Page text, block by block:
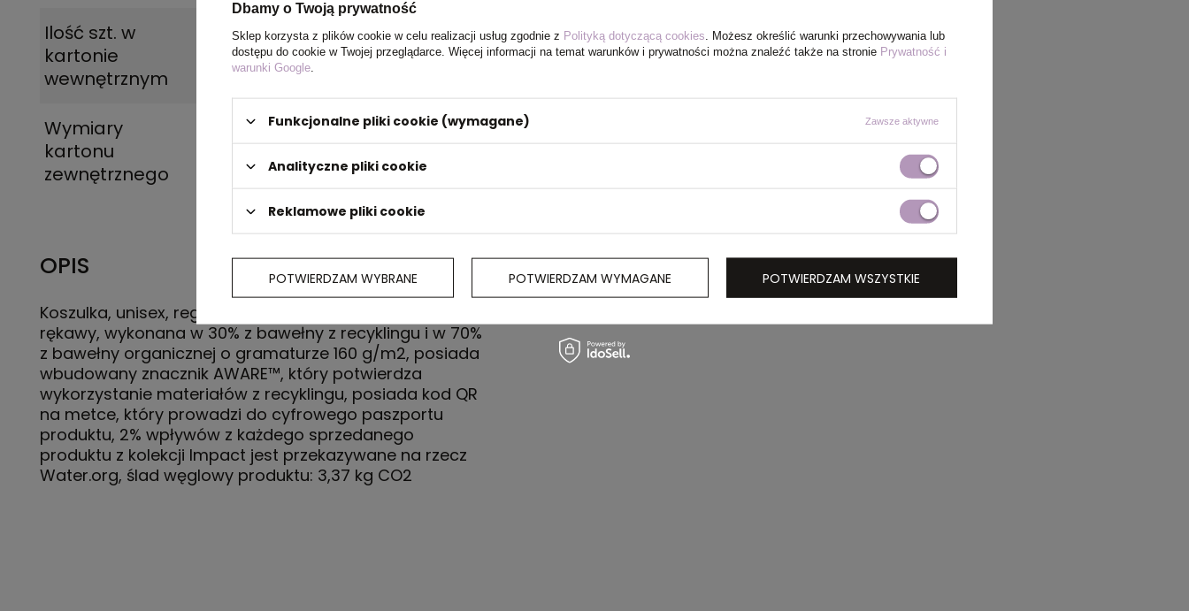
Ilość szt. w
kartonie
wewnętrznym
5
Wymiary
kartonu
zewnętrznego
60 x 40 x 25 cm
OPIS
Koszulka, unisex, regularny krój, okrągły dekolt, krótkie
rękawy, wykonana w 30% z bawełny z recyklingu i w 70%
z bawełny organicznej o gramaturze 160 g/m2, posiada
wbudowany znacznik AWARE™, który potwierdza
wykorzystanie materiałów z recyklingu, posiada kod QR
na metce, który prowadzi do cyfrowego paszportu
produktu, 2% wpływów z każdego sprzedanego
produktu z kolekcji Impact jest przekazywane na rzecz
Water.org, ślad węglowy produktu: 3,37 kg CO2
Dbamy o Twoją prywatność
Sklep korzysta z plików cookie w celu realizacji usług zgodnie z Polityką dotyczącą cookies . Możesz określić warunki przechowywania lub
dostępu do cookie w Twojej przeglądarce. Więcej informacji na temat warunków i prywatności można znaleźć także na stronie Prywatność i
warunki Google
Funkcjonalne pliki cookie (wymagane) Zawsze aktywne
Analityczne pliki cookie
Reklamowe pliki cookie
POTWIERDZAM WYBRANE POTWIERDZAM WYMAGANE POTWIERDZAM WSZYSTKIE